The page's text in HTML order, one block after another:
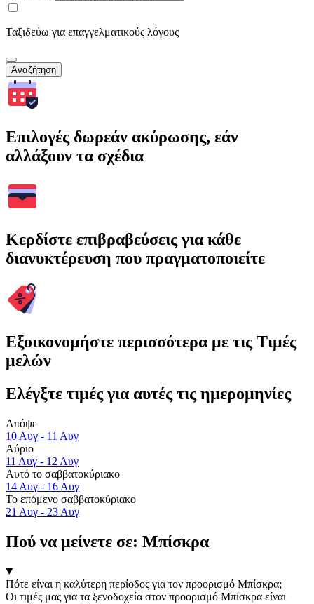
Ταξιδεύω για επαγγελματικούς λόγους
Αναζήτηση
Επιλογές δωρεάν ακύρωσης, εάν
αλλάξουν τα σχέδια
Κερδίστε επιβραβεύσεις για κάθε
διανυκτέρευση που πραγματοποιείτε
Εξοικονομήστε περισσότερα με τις Τιμές
μελών
Ελέγξτε τιμές για αυτές τις ημερομηνίες
Απόψε
10 Αυγ - 11 Αυγ
Αύριο
11 Αυγ - 12 Αυγ
Αυτό το σαββατοκύριακο
14 Αυγ - 16 Αυγ
Το επόμενο σαββατοκύριακο
21 Αυγ - 23 Αυγ
Πού να μείνετε σε: Μπίσκρα
Πότε είναι η καλύτερη περίοδος για τον προορισμό Μπίσκρα;
Οι τιμές μας για τα ξενοδοχεία στον προορισμό Μπίσκρα είναι